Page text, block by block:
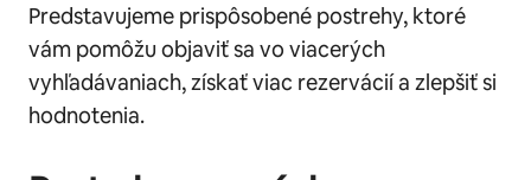
Predstavujeme prispôsobené postrehy, ktoré
vám pomôžu objaviť sa vo viacerých
vyhľadávaniach, získať viac rezervácií a zlepšiť si
hodnotenia.